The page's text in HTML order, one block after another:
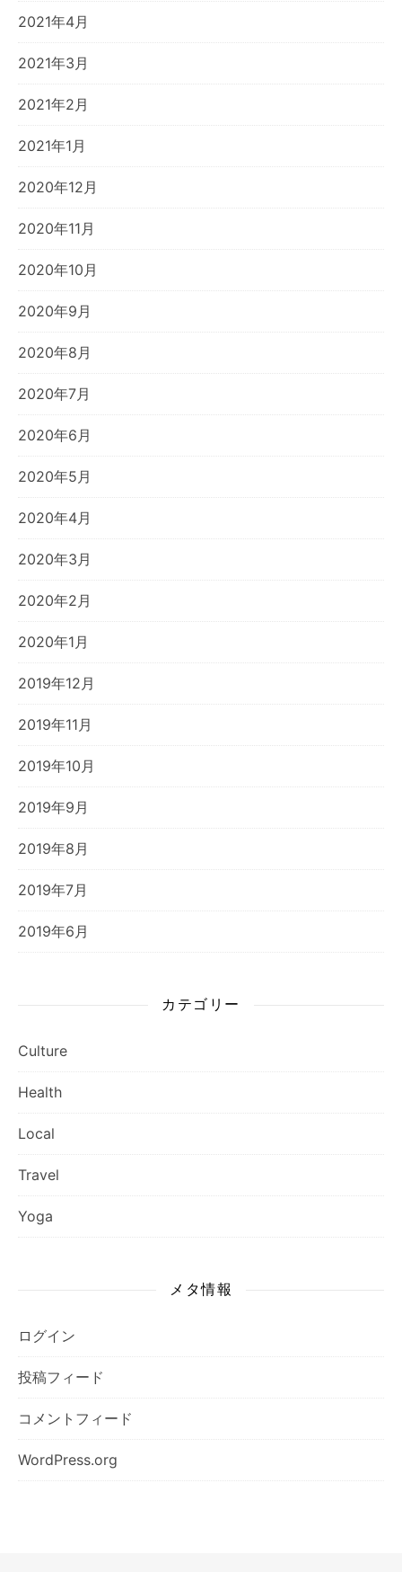
2021年4月
2021年3月
2021年2月
2021年1月
2020年12月
2020年11月
2020年10月
2020年9月
2020年8月
2020年7月
2020年6月
2020年5月
2020年4月
2020年3月
2020年2月
2020年1月
2019年12月
2019年11月
2019年10月
2019年9月
2019年8月
2019年7月
2019年6月
カテゴリー
Culture
Health
Local
Travel
Yoga
メタ情報
ログイン
投稿フィード
コメントフィード
WordPress.org